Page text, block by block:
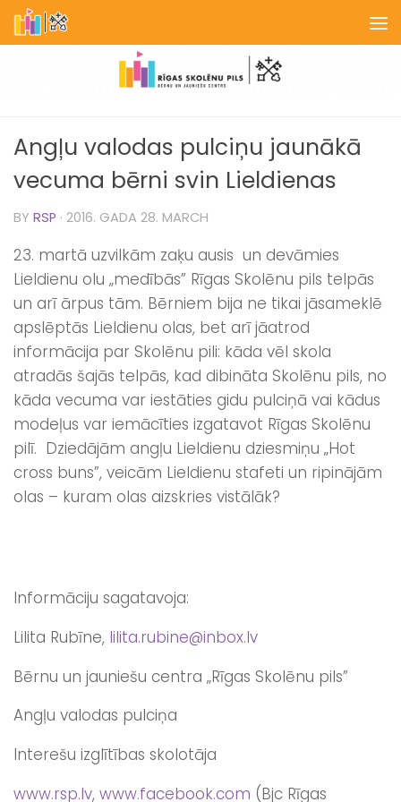
Skip to content
Angļu valodas pulciņu jaunākā
vecuma bērni svin Lieldienas
BY RSP · 2016. GADA 28. MARCH
23. martā uzvilkām zaķu ausis un devāmies
Lieldienu olu „medībās” Rīgas Skolēnu pils telpās
un arī ārpus tām. Bērniem bija ne tikai jāsameklē
apslēptās Lieldienu olas, bet arī jāatrod
informācija par Skolēnu pili: kāda vēl skola
atradās šajās telpās, kad dibināta Skolēnu pils, no
kāda vecuma var iestāties gidu pulciņā vai kādus
modeļus var iemācīties izgatavot Rīgas Skolēnu
pilī. Dziedājām angļu Lieldienu dziesmiņu „Hot
cross buns”, veicām Lieldienu stafeti un ripinājām
olas – kuram olas aizskries vistālāk?
Informāciju sagatavoja:
Lilita Rubīne, lilita.rubine@inbox.lv
Bērnu un jauniešu centra „Rīgas Skolēnu pils”
Angļu valodas pulciņa
Interešu izglītības skolotāja
www.rsp.lv, www.facebook.com (Bjc Rīgas